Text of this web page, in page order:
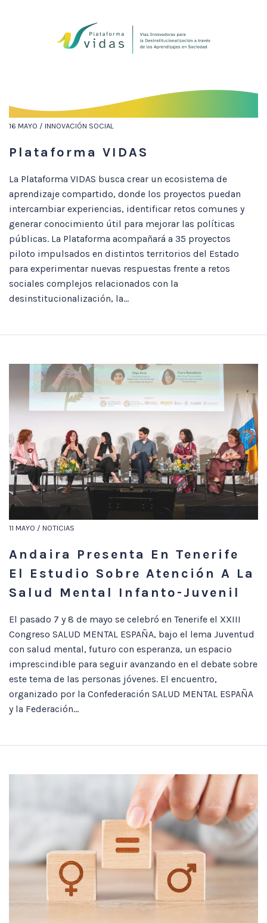
16 MAYO / INNOVACIÓN SOCIAL
Plataforma VIDAS
La Plataforma VIDAS busca crear un ecosistema de
aprendizaje compartido, donde los proyectos puedan
intercambiar experiencias, identificar retos comunes y
generar conocimiento útil para mejorar las políticas
públicas. La Plataforma acompañará a 35 proyectos
piloto impulsados en distintos territorios del Estado
para experimentar nuevas respuestas frente a retos
sociales complejos relacionados con la
desinstitucionalización, la...
11 MAYO / NOTICIAS
Andaira Presenta En Tenerife
El Estudio Sobre Atención A La
Salud Mental Infanto-Juvenil
El pasado 7 y 8 de mayo se celebró en Tenerife el XXIII
Congreso SALUD MENTAL ESPAÑA, bajo el lema Juventud
con salud mental, futuro con esperanza, un espacio
imprescindible para seguir avanzando en el debate sobre
este tema de las personas jóvenes. El encuentro,
organizado por la Confederación SALUD MENTAL ESPAÑA
y la Federación...